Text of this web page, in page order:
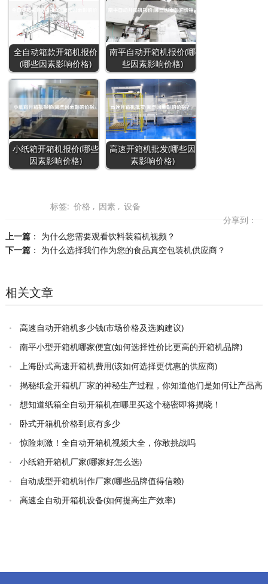
全自动箱款开箱机报价
(哪些因素影响价格)
南平自动开箱机报价(哪
些因素影响价格)
小纸箱开箱机报价(哪些
因素影响价格)
高速开箱机批发(哪些因
素影响价格)
标签: 价格 , 因素 , 设备
分享到：
上一篇： 为什么您需要观看饮料装箱机视频？
下一篇： 为什么选择我们作为您的食品真空包装机供应商？
相关文章
高速自动开箱机多少钱(市场价格及选购建议)
南平小型开箱机哪家便宜(如何选择性价比更高的开箱机品牌)
上海卧式高速开箱机费用(该如何选择更优惠的供应商)
揭秘纸盒开箱机厂家的神秘生产过程，你知道他们是如何让产品高
效出厂的吗
想知道纸箱全自动开箱机在哪里买这个秘密即将揭晓！
卧式开箱机价格到底有多少
惊险刺激！全自动开箱机视频大全，你敢挑战吗
小纸箱开箱机厂家(哪家好怎么选)
自动成型开箱机制作厂家(哪些品牌值得信赖)
高速全自动开箱机设备(如何提高生产效率)